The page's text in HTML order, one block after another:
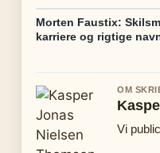
Morten Faustix:
karriere og rigtige
OM
Vi